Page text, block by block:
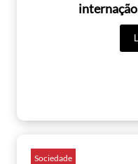
Sociedade